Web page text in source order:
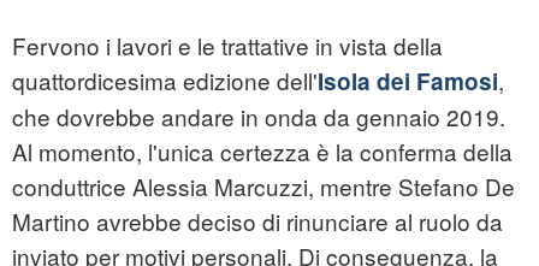
Fervono i lavori e le trattative in vista della
quattordicesima edizione dell'Isola dei Famosi,
che dovrebbe andare in onda da gennaio 2019.
Al momento, l'unica certezza è la conferma della
conduttrice Alessia Marcuzzi, mentre Stefano De
Martino avrebbe deciso di rinunciare al ruolo da
inviato per motivi personali. Di conseguenza, la